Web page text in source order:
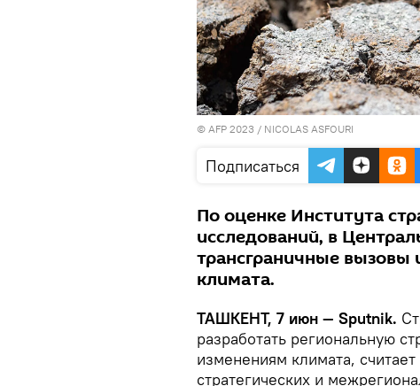
© AFP 2023 / NICOLAS ASFOURI
Подписаться
По оценке Института
исследований, в
трансграничные вызовы
климата.
ТАШКЕНТ, 7 июн — Sputnik.
разработать региональную
изменениям климата,
стратегических и